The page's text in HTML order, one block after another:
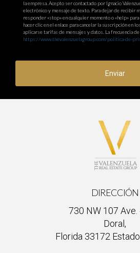
la empresa. Acepto ser contactado por Ignacio
electrónico y mensaje de texto. Para dejar de recibir
responder «stop» en cualquier momento o «help»
hacer clic en el enlace para cancelar la suscripción en
aplicarse tarifas de mensajes y datos. La frecuencia
https://www.thevalenzuelagroup.com/politica-de-
Enviar
DIRECCIÓN
730 NW 107 Ave.
Doral,
Florida 33172